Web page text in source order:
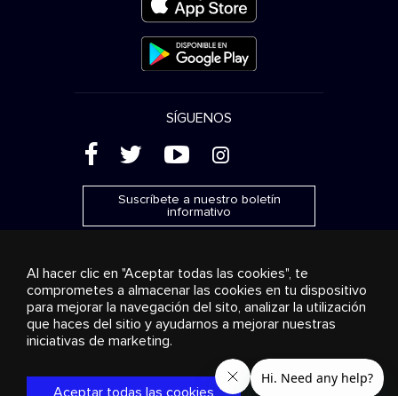
SÍGUENOS
( ' + &
Suscríbete a nuestro boletín
informativo
Publicidad Transmisión y distribución
Productos de
consumo
Soluciones empresariales Radio
Sobre
nosotros
© 2018-2025 Stingray Group Inc. Todos los derechos
reservados. STINGRAY®, STINGRAY® MUSIC y otras marcas y
Al hacer clic en "Aceptar todas las cookies", te
comprometes a almacenar las cookies en tu dispositivo
para mejorar la navegación del sito, analizar la utilización
que haces del sitio y ayudarnos a mejorar nuestras
iniciativas de marketing.
Aceptar todas las cookies